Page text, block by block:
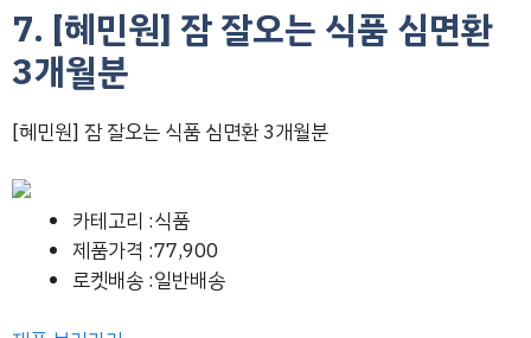
7. [혜민원] 잠 잘오는 식품 심면환
3개월분
[혜민원] 잠 잘오는 식품 심면환 3개월분
카테고리 :식품
제품가격 :77,900
로켓배송 :일반배송